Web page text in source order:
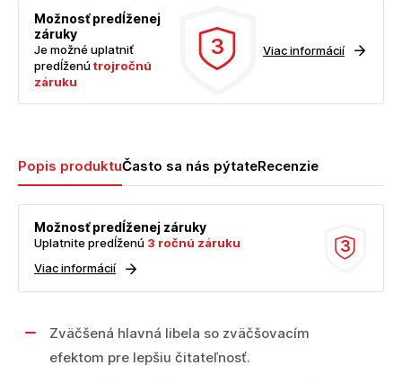
Možnosť predĺženej
záruky
Je možné uplatniť
predĺženútrojročnú
záruku
3 Viac informácií
Popis produktuČasto sa nás pýtateRecenzie
3
Možnosť predĺženej záruky
Uplatnite predĺženú 3 ročnú záruku
Viac informácií
Zväčšená hlavná libela so zväčšovacím
efektom pre lepšiu čitateľnosť.